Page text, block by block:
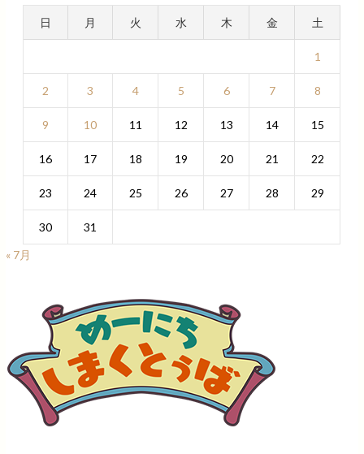
日 月 火 水 木 金 土
1
2 3 4 5 6 7 8
9 10 11 12 13 14 15
16 17 18 19 20 21 22
23 24 25 26 27 28 29
30
31
« 7月